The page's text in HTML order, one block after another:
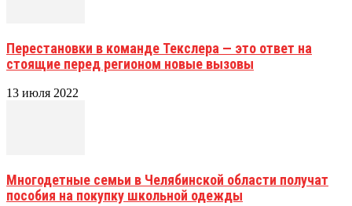
Перестановки в команде Текслера — это ответ на
стоящие перед регионом новые вызовы
13 июля 2022
Многодетные семьи в Челябинской области получат
пособия на покупку школьной одежды